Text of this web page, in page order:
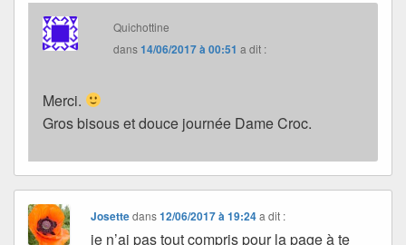
Quichottine
dans14/06/2017 à 00:51 a dit :
Merci.
Gros bisous et douce journée Dame Croc.
Josettedans12/06/2017 à 19:24 a dit :
je n’ai pas tout compris pour la page à te